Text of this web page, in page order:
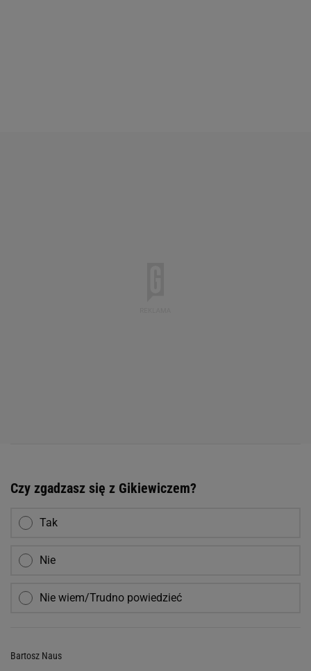
Czy zgadzasz się z Gikiewiczem?
Tak
Nie
Nie wiem/Trudno powiedzieć
Bartosz Naus